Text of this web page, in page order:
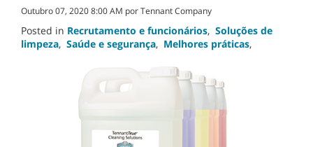
Outubro 07, 2020 8:00 AM por Tennant Company
Posted in Recrutamento e funcionários, Soluções de
limpeza, Saúde e segurança, Melhores práticas,